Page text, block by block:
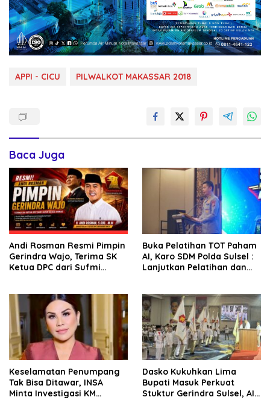
APPI - CICU PILWALKOT MAKASSAR 2018
Baca Juga
Andi Rosman Resmi Pimpin
Gerindra Wajo, Terima SK
Ketua DPC dari Sufmi
Buka Pelatihan TOT Paham
AI, Karo SDM Polda Sulsel :
Lanjutkan Pelatihan dan
Keselamatan Penumpang
Tak Bisa Ditawar, INSA
Minta Investigasi KM
Dasko Kukuhkan Lima
Bupati Masuk Perkuat
Stuktur Gerindra Sulsel, AIA